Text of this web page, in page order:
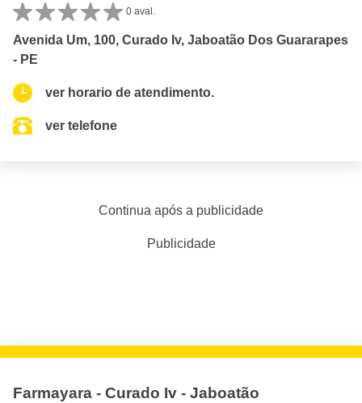
0 aval.
Avenida Um, 100, Curado Iv, Jaboatão Dos Guararapes
- PE
ver horario de atendimento.
ver telefone
Continua após a publicidade
Publicidade
Farmayara - Curado Iv - Jaboatão